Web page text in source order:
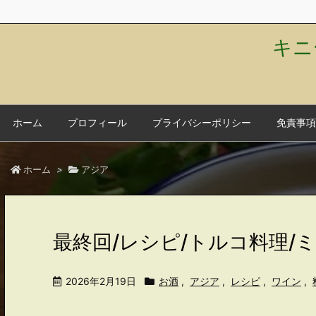
キ
ホーム プロフィール プライバシーポリシー 免責事項
ホーム > アジア
最終回/レシピ/トルコ料理/
2026年2月19日 お酒 , アジア , レシピ , ワイン ,